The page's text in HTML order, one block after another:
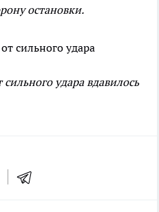
остановки.
удара вдавилось